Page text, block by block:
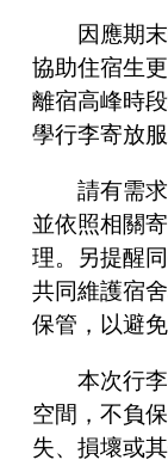
因應期末
協助住宿生
離宿高峰時
學行李寄放服
請有需求
並依照相關
理。另提醒
共同維護宿
保管，以避免
本次行李
空間，不負
失、損壞或